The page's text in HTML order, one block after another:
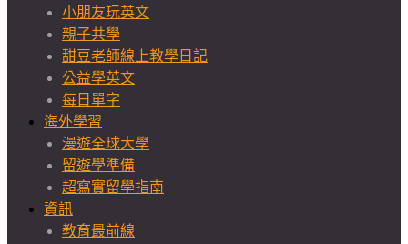
小朋友玩英文
親子共學
甜豆老師線上教學日記
公益學英文
每日單字
海外學習
漫遊全球大學
留遊學準備
超寫實留學指南
資訊
教育最前線